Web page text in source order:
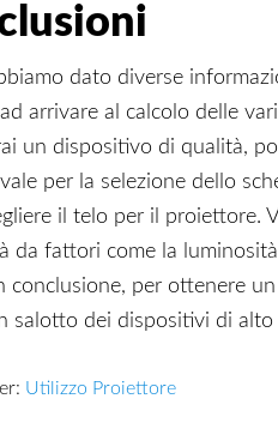
dato diverse
arrivare al calcolo delle
un dispositivo di qualità,
per la selezione dello
il telo per il proiettore.
da fattori come la
conclusione, per ottenere
salotto dei dispositivi di alto
Utilizzo Proiettore